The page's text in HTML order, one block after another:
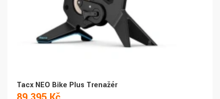
Tacx NEO Bike Plus Trenažér